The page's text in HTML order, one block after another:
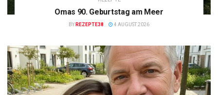
Omas 90. Geburtstag am Meer
BY REZEPTE38 4 AUGUST 2026